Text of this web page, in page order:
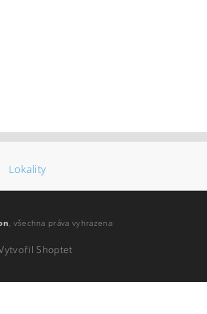
Lokality
, všechna práva vyhrazena
Shoptet